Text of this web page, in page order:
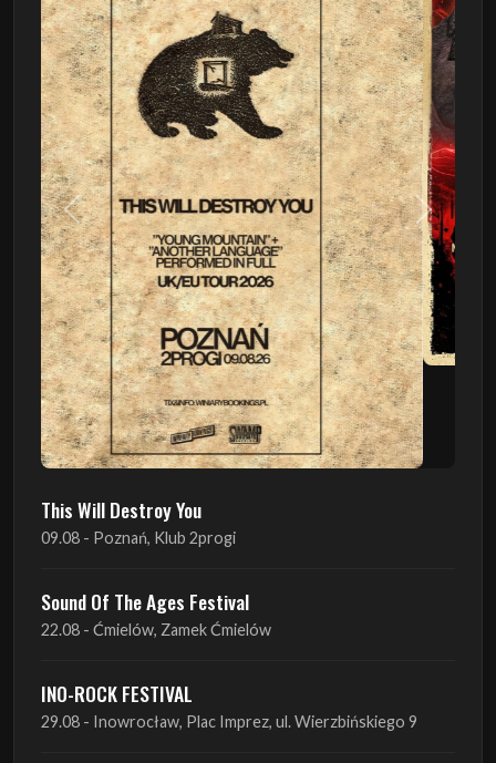
Poprzedni Następny
This Will Destroy You
09.08 - Poznań, Klub 2progi
Sound Of The Ages Festival
22.08 - Ćmielów, Zamek Ćmielów
INO-ROCK FESTIVAL
29.08 - Inowrocław, Plac Imprez, ul. Wierzbińskiego 9
ProgRockFest 2026